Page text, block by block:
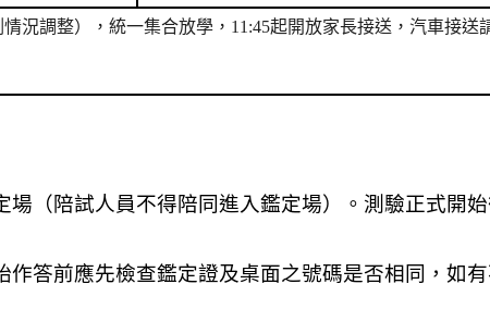
況調整），統一集合放學，11:45起開放家長接送，汽車接
場（陪試人員不得陪同進入鑑定場）。測驗正式開
答前應先檢查鑑定證及桌面之號碼是否相同，如